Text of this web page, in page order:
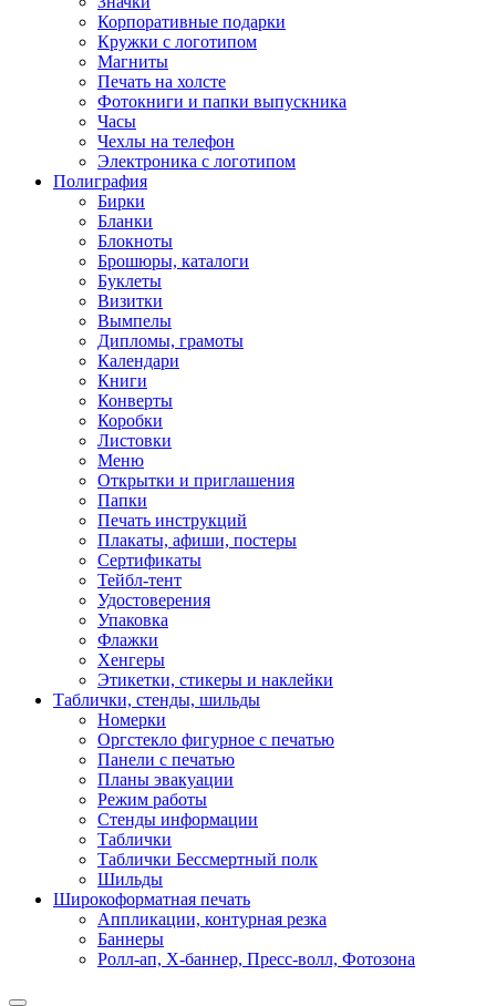
Корпоративные подарки
Кружки с логотипом
Магниты
Печать на холсте
Фотокниги и папки выпускника
Часы
Чехлы на телефон
Электроника с логотипом
Полиграфия
Бирки
Бланки
Блокноты
Брошюры, каталоги
Буклеты
Визитки
Вымпелы
Дипломы, грамоты
Календари
Книги
Конверты
Коробки
Листовки
Меню
Открытки и приглашения
Папки
Печать инструкций
Плакаты, афиши, постеры
Сертификаты
Тейбл-тент
Удостоверения
Упаковка
Флажки
Хенгеры
Этикетки, стикеры и наклейки
Таблички, стенды, шильды
Номерки
Оргстекло фигурное с печатью
Панели с печатью
Планы эвакуации
Режим работы
Стенды информации
Таблички
Таблички Бессмертный полк
Шильды
Широкоформатная печать
Аппликации, контурная резка
Баннеры
Ролл-ап, X-баннер, Пресс-волл, Фотозона